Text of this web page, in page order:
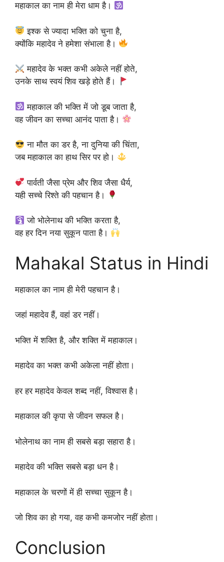
महाकाल का नाम ही मेरा धाम है।
इश्क से ज्यादा भक्ति को चुना है,
क्योंकि महादेव ने हमेशा संभाला है।
महादेव के भक्त कभी अकेले नहीं होते,
उनके साथ स्वयं शिव खड़े होते हैं।
महाकाल की भक्ति में जो डूब जाता है,
वह जीवन का सच्चा आनंद पाता है।
ना मौत का डर है, ना दुनिया की चिंता,
जब महाकाल का हाथ सिर पर हो।
पार्वती जैसा प्रेम और शिव जैसा धैर्य,
यही सच्चे रिश्ते की पहचान है।
जो भोलेनाथ की भक्ति करता है,
वह हर दिन नया सुकून पाता है।
Mahakal Status in Hindi
महाकाल का नाम ही मेरी पहचान है।
जहां महादेव हैं, वहां डर नहीं।
भक्ति में शक्ति है, और शक्ति में महाकाल।
महादेव का भक्त कभी अकेला नहीं होता।
हर हर महादेव केवल शब्द नहीं, विश्वास है।
महाकाल की कृपा से जीवन सफल है।
भोलेनाथ का नाम ही सबसे बड़ा सहारा है।
महादेव की भक्ति सबसे बड़ा धन है।
महाकाल के चरणों में ही सच्चा सुकून है।
जो शिव का हो गया, वह कभी कमजोर नहीं होता।
Conclusion